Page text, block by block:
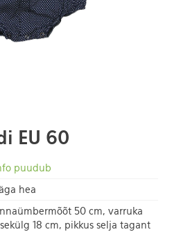
EU 60
puudub
hea
50 cm, varruka
18 cm, pikkus selja tagant